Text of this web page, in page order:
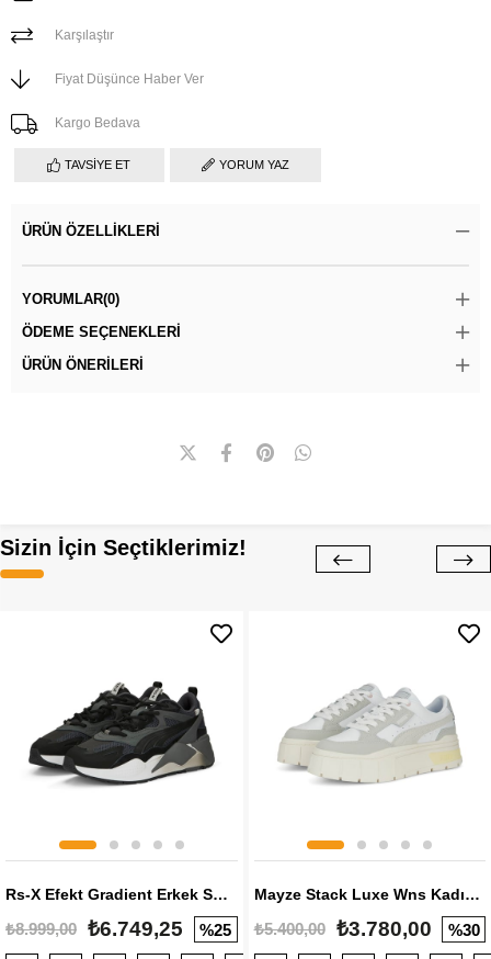
Karşılaştır
Fiyat Düşünce Haber Ver
Kargo Bedava
TAVSIYE ET YORUM YAZ
ÜRÜN ÖZELLIKLERI
YORUMLAR(0)
ÖDEME SEÇENEKLERI
ÜRÜN ÖNERILERI
Sizin İçin Seçtiklerimiz!
Rs-X Efekt Gradient Erkek Sneaker
₺8.999,00 ₺6.749,25 %25
Mayze Stack Luxe Wns Kadın Sneaker
₺5.400,00 ₺3.780,00 %30